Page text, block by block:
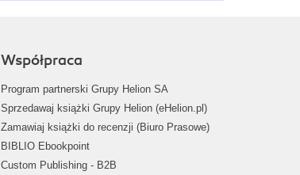
Współpraca
Program partnerski Grupy Helion SA
Sprzedawaj książki Grupy Helion (eHelion.pl)
Zamawiaj książki do recenzji (Biuro Prasowe)
BIBLIO Ebookpoint
Custom Publishing - B2B